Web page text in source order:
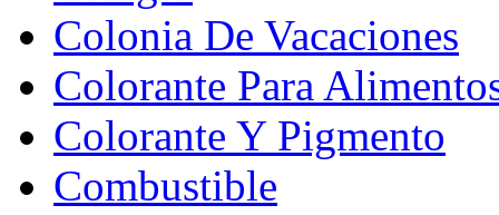
Colonia De Vacaciones
Colorante Para
Colorante Y Pigmento
Combustible